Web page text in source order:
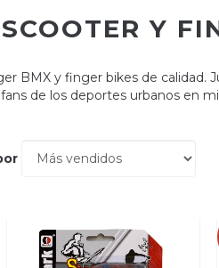
Y
BMX y finger bikes de calidad.
de los deportes urbanos en